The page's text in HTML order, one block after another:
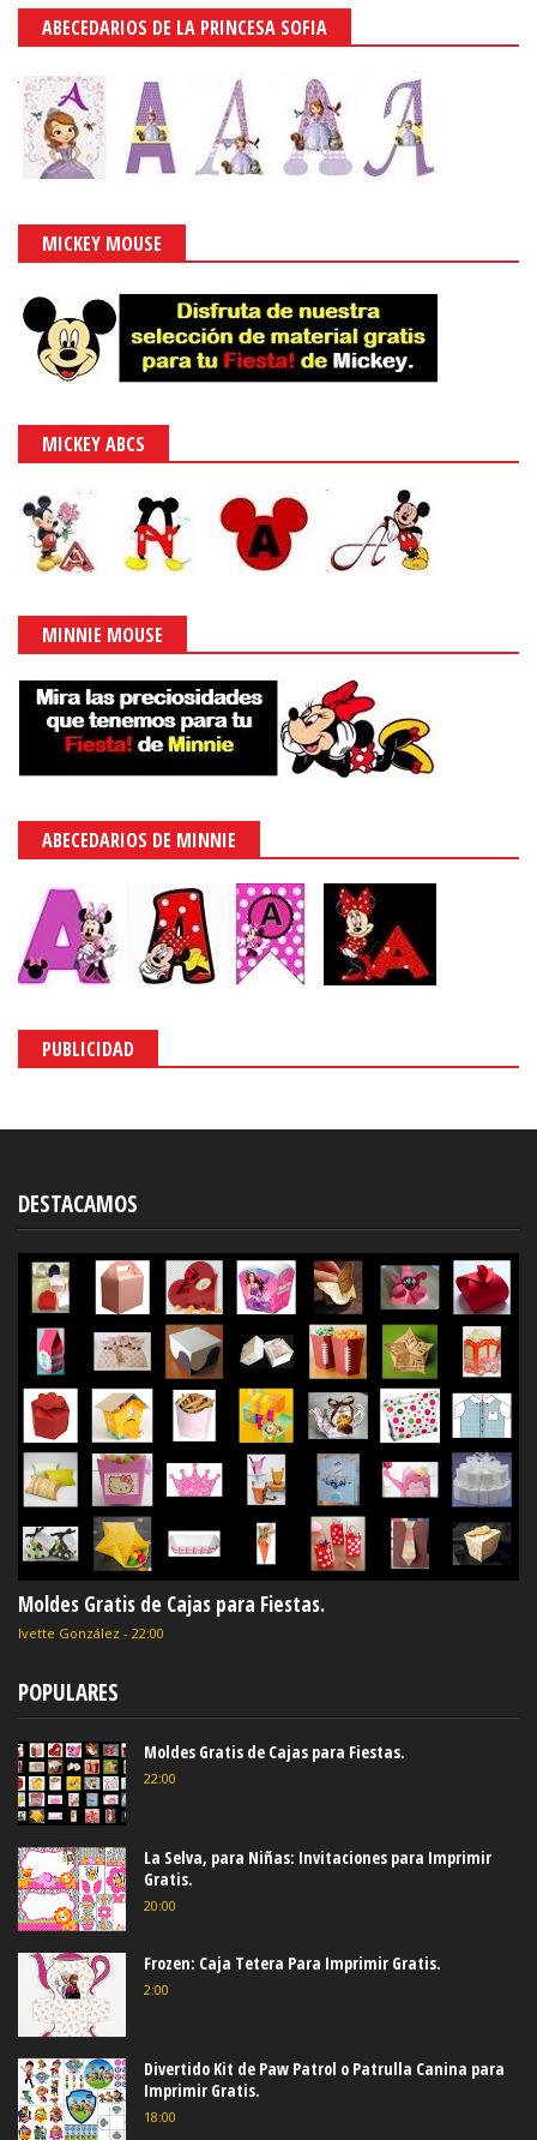
ABECEDARIOS DE LA PRINCESA SOFIA
MICKEY MOUSE
MICKEY ABCS
MINNIE MOUSE
ABECEDARIOS DE MINNIE
PUBLICIDAD
DESTACAMOS
Moldes Gratis de Cajas para Fiestas.
Ivette González - 22:00
POPULARES
Moldes Gratis de Cajas para Fiestas.
22:00
La Selva, para Niñas: Invitaciones para Imprimir
Gratis.
20:00
Frozen: Caja Tetera Para Imprimir Gratis.
2:00
Divertido Kit de Paw Patrol o Patrulla Canina para
Imprimir Gratis.
18:00